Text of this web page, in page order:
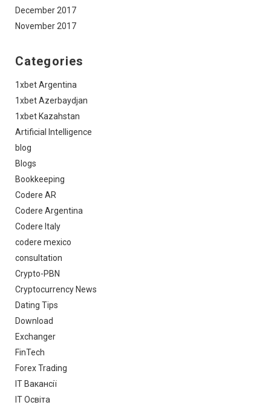
December 2017
November 2017
Categories
1xbet Argentina
1xbet Azerbaydjan
1xbet Kazahstan
Artificial Intelligence
blog
Blogs
Bookkeeping
Codere AR
Codere Argentina
Codere Italy
codere mexico
consultation
Crypto-PBN
Cryptocurrency News
Dating Tips
Download
Exchanger
FinTech
Forex Trading
IT Вакансії
IT Освіта